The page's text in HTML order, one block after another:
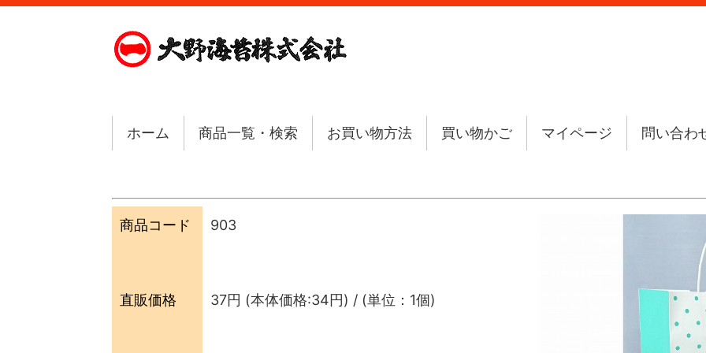
ホーム 商品一覧・検索 お買い物方法 買い物かご マイページ 問い合わ
商品コード 903
直販価格 37円 (本体価格:34円) / (単位：1個)